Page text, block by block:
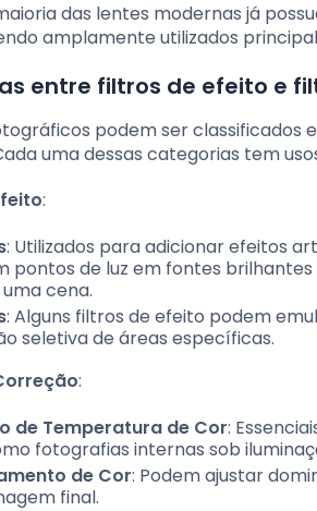
das lentes modernas já
amplamente utilizados
entre filtros de efeito e
podem ser classificados
uma dessas categorias tem
:
: Utilizados para adicionar efeitos
pontos de luz em fontes
cena.
: Alguns filtros de efeito podem
seletiva de áreas específicas.
:
de Temperatura de Cor:
fotografias internas sob
de Cor: Podem ajustar
final.